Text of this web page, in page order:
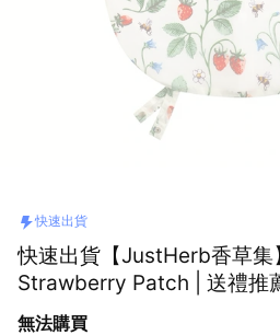
快速出貨
快速出貨【JustHerb香草
Strawberry Patch | 送禮推
無法購買